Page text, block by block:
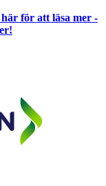
för att läsa mer -